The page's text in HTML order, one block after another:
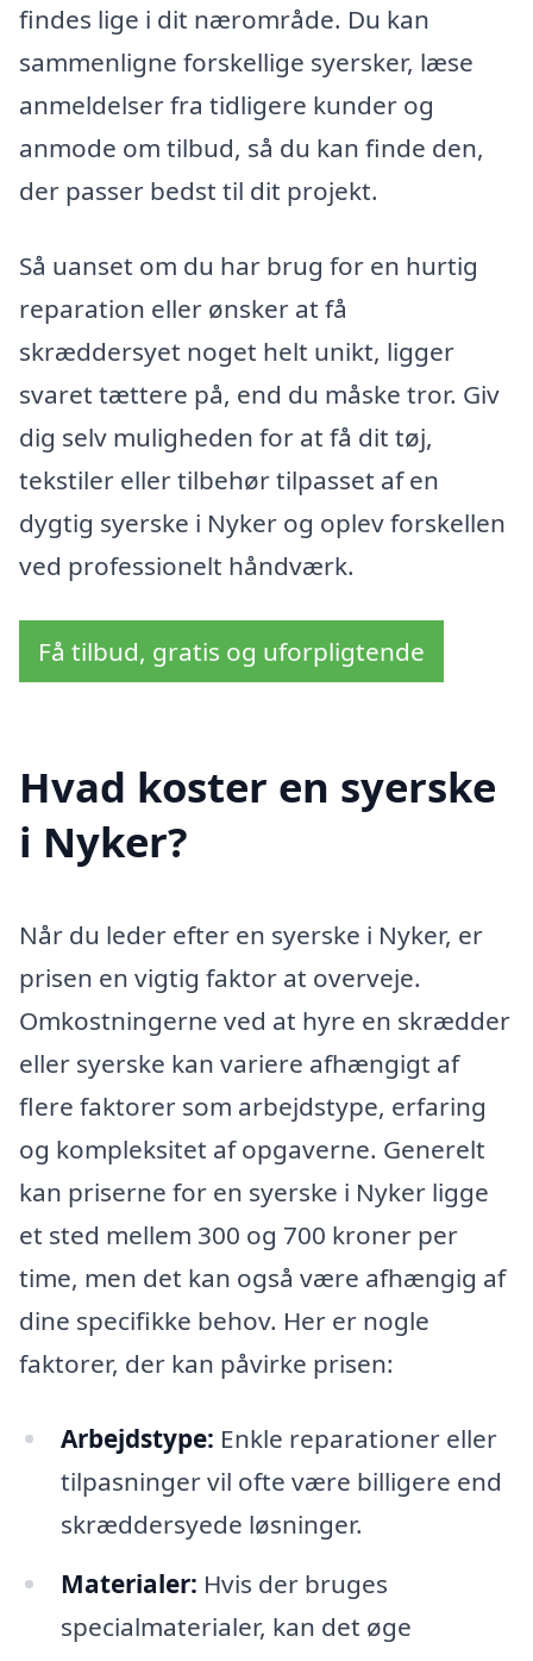
findes lige i dit nærområde. Du kan
sammenligne forskellige syersker, læse
anmeldelser fra tidligere kunder og
anmode om tilbud, så du kan finde den,
der passer bedst til dit projekt.
Så uanset om du har brug for en hurtig
reparation eller ønsker at få
skræddersyet noget helt unikt, ligger
svaret tættere på, end du måske tror. Giv
dig selv muligheden for at få dit tøj,
tekstiler eller tilbehør tilpasset af en
dygtig syerske i Nyker og oplev forskellen
ved professionelt håndværk.
Få tilbud, gratis og uforpligtende
Hvad koster en syerske
i Nyker?
Når du leder efter en syerske i Nyker, er
prisen en vigtig faktor at overveje.
Omkostningerne ved at hyre en skrædder
eller syerske kan variere afhængigt af
flere faktorer som arbejdstype, erfaring
og kompleksitet af opgaverne. Generelt
kan priserne for en syerske i Nyker ligge
et sted mellem 300 og 700 kroner per
time, men det kan også være afhængig af
dine specifikke behov. Her er nogle
faktorer, der kan påvirke prisen:
Arbejdstype: Enkle reparationer eller
tilpasninger vil ofte være billigere end
skræddersyede løsninger.
Materialer: Hvis der bruges
specialmaterialer, kan det øge